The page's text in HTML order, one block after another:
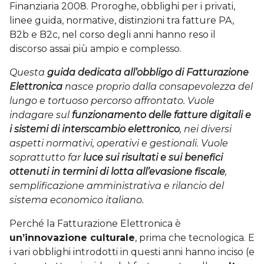
Finanziaria 2008. Proroghe, obblighi per i privati,
linee guida, normative, distinzioni tra fatture PA,
B2b e B2c, nel corso degli anni hanno reso il
discorso assai più ampio e complesso.
Questa guida dedicata all’obbligo di Fatturazione
Elettronica nasce proprio dalla consapevolezza del
lungo e tortuoso percorso affrontato. Vuole
indagare sul funzionamento delle fatture digitali e
i sistemi di interscambio elettronico, nei diversi
aspetti normativi, operativi e gestionali. Vuole
soprattutto farluce sui risultati e sui benefici
ottenuti in termini di lotta all’evasione fiscale,
semplificazione amministrativa e rilancio del
sistema economico italiano.
Perché la Fatturazione Elettronica è
un’innovazione culturale, prima che tecnologica. E
i vari obblighi introdotti in questi anni hanno inciso (e